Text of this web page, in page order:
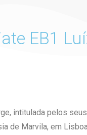
EB1
intitulada pelos
de Marvila, em